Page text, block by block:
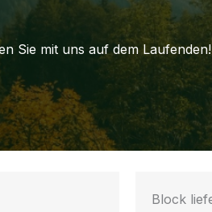
Sie mit uns auf dem Laufenden!
Block